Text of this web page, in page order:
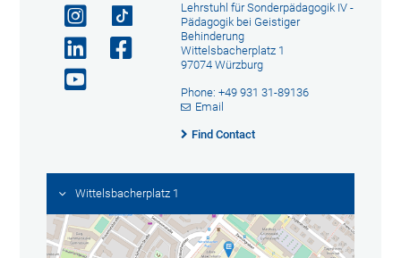
Lehrstuhl für Sonderpädagogik IV -
Pädagogik bei Geistiger
Behinderung
Wittelsbacherplatz 1
97074 Würzburg
Phone: +49 931 31-89136
Email
Find Contact
Wittelsbacherplatz 1